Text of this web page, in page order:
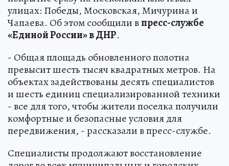
улицах: Победы, Московская, Мичурина и
Чапаева. Об этом сообщили впресс-службе
«Единой России» в ДНР.
- Общая площадь обновленного полотна
превысит шесть тысяч квадратных метров. На
объектах задействованы десять специалистов
и шесть единиц специализированной техники
- все для того, чтобы жители поселка получили
комфортные и безопасные условия для
передвижения, - рассказали в пресс-службе.
Специалисты продолжают восстановление